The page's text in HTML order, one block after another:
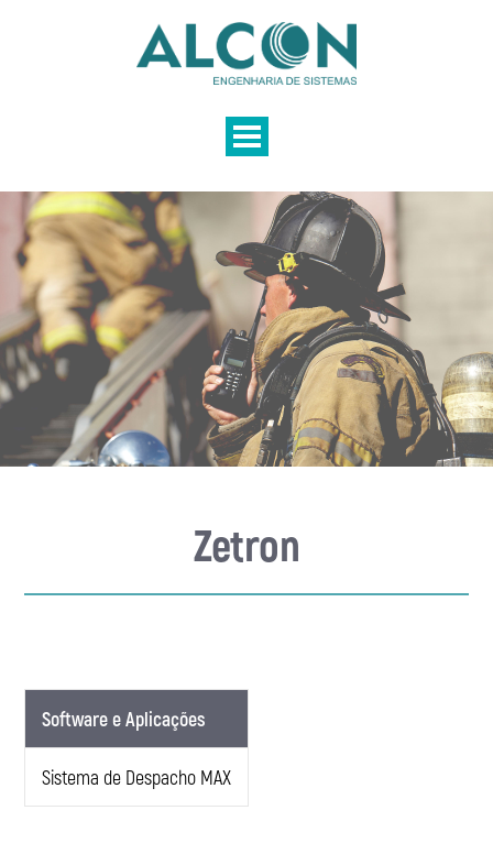
EMPRESA
SOLUÇÕES
LOCAÇÃO
SERVIÇOS
PRODUTOS
Zetron
Software e Aplicações
Sistema de Despacho MAX